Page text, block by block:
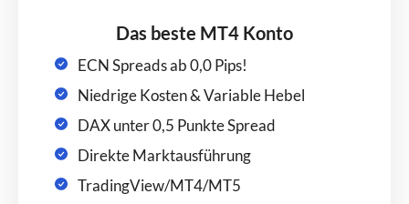
Das beste MT4 Konto
ECN Spreads ab 0,0 Pips!
Niedrige Kosten & Variable Hebel
DAX unter 0,5 Punkte Spread
Direkte Marktausführung
TradingView/MT4/MT5